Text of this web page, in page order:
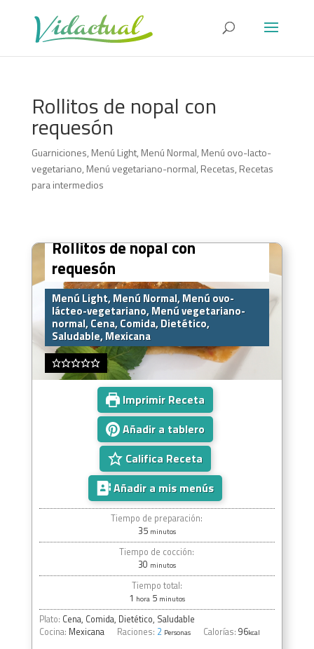
Rollitos de nopal con
requesón
Guarniciones, Menú Light, Menú Normal, Menú ovo-lacto-
vegetariano, Menú vegetariano-normal, Recetas, Recetas
para intermedios
Rollitos de nopal con
requesón
Menú Light, Menú Normal, Menú ovo-
lácteo-vegetariano, Menú vegetariano-
normal, Cena, Comida, Dietético,
Saludable, Mexicana
Imprimir Receta
Añadir a tablero
Califica Receta
Añadir a mis menús
Tiempo de preparación:
35 minutos
Tiempo de cocción:
30 minutos
Tiempo total:
1 hora 5 minutos
Plato: Cena, Comida, Dietético, Saludable
Cocina: Mexicana Raciones: 2 Personas Calorías:96kcal